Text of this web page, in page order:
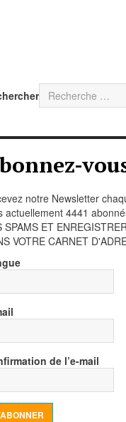
notre Newsletter
actuellement 4441
SPAMS ET
VOTRE CARNET
de l’e-mail